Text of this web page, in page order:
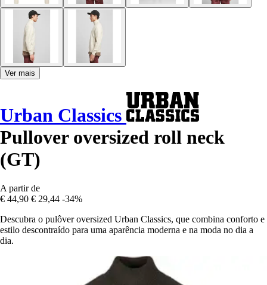
Ver mais
Urban Classics
Pullover oversized roll neck
(GT)
A partir de
€ 44,90 € 29,44 -34%
Descubra o pulôver oversized Urban Classics, que combina conforto e
estilo descontraído para uma aparência moderna e na moda no dia a
dia.